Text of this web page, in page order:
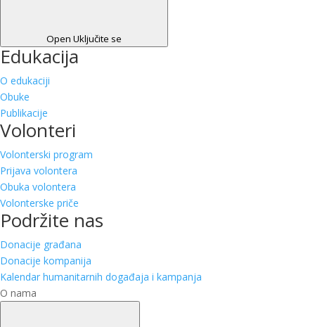
Open Uključite se
Edukacija
O edukaciji
Obuke
Publikacije
Volonteri
Volonterski program
Prijava volontera
Obuka volontera
Volonterske priče
Podržite nas
Donacije građana
Donacije kompanija
Kalendar humanitarnih događaja i kampanja
O nama